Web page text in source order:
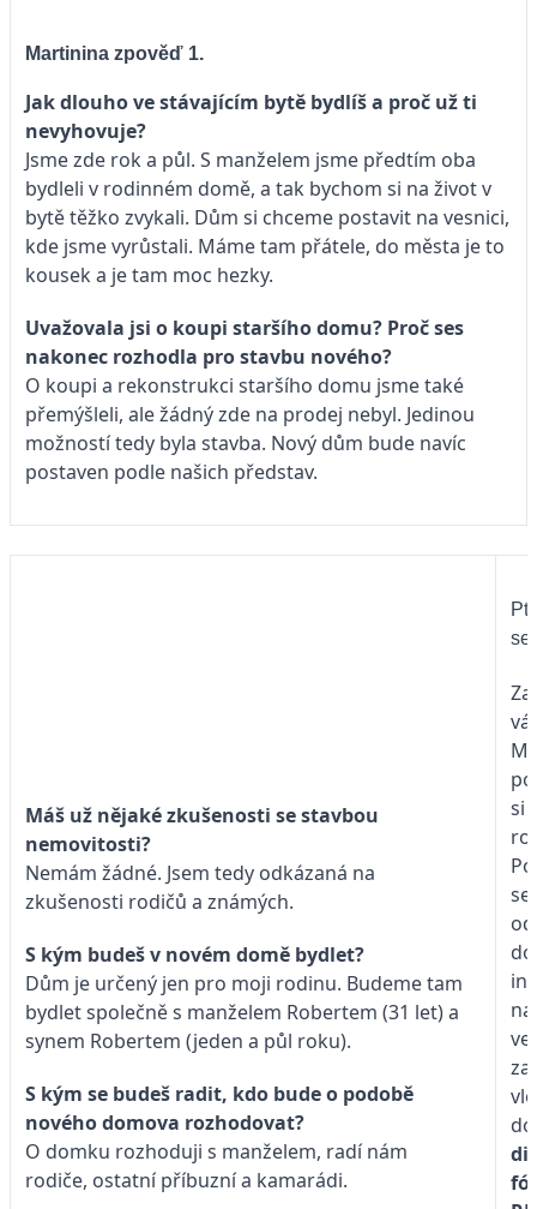
Martinina zpověď 1.
Jak dlouho ve stávajícím bytě bydlíš a proč už ti
nevyhovuje?
Jsme zde rok a půl. S manželem jsme předtím oba
bydleli v rodinném domě, a tak bychom si na život v
bytě těžko zvykali. Dům si chceme postavit na vesnici,
kde jsme vyrůstali. Máme tam přátele, do města je to
kousek a je tam moc hezky.
Uvažovala jsi o koupi staršího domu? Proč ses
nakonec rozhodla pro stavbu nového?
O koupi a rekonstrukci staršího domu jsme také
přemýšleli, ale žádný zde na prodej nebyl. Jedinou
možností tedy byla stavba. Nový dům bude navíc
postaven podle našich představ.
Máš už nějaké zkušenosti se stavbou
nemovitosti?
Nemám žádné. Jsem tedy odkázaná na
zkušenosti rodičů a známých.
S kým budeš v novém domě bydlet?
Dům je určený jen pro moji rodinu. Budeme tam
bydlet společně s manželem Robertem (31 let) a
synem Robertem (jeden a půl roku).
S kým se budeš radit, kdo bude o podobě
nového domova rozhodovat?
O domku rozhoduji s manželem, radí nám
rodiče, ostatní příbuzní a kamarádi.
se
si
se
ve